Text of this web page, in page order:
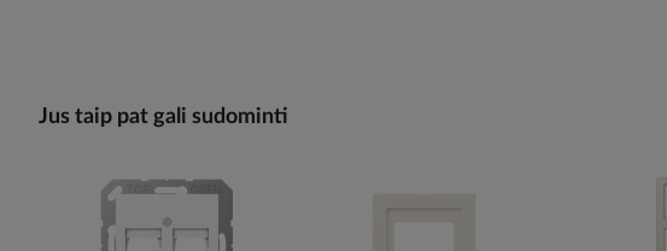
Jus taip pat gali sudominti